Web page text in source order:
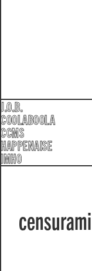
J.O.B.
COOLABOOLA
CCMS
HAPPENAISE
IMHO